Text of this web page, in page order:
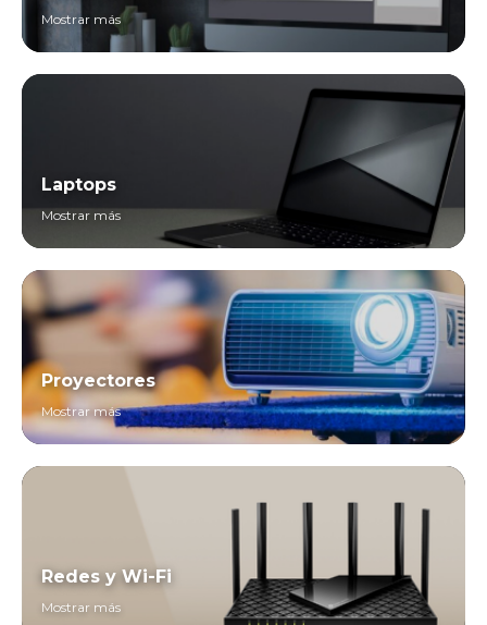
Mostrar más
Laptops
Mostrar más
Proyectores
Mostrar más
Redes y Wi-Fi
Mostrar más